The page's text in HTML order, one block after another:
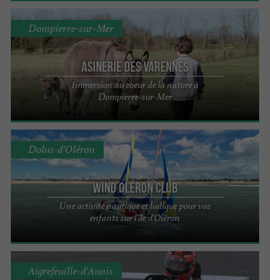
Asinerie des Varennes
Immersion au coeur de la nature à
Dompierre-sur-Mer
Dompierre-sur-Mer
Wind Oléron Club
Une activité nautique et ludique pour vos
enfants sur l'île d'Oléron
Dolus-d'Oléron
Aigrefeuille-d'Aunis